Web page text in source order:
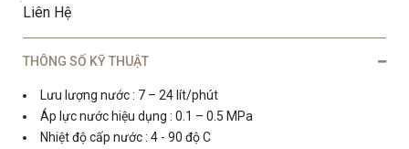
Liên Hệ
THÔNG SỐ KỸ THUẬT
Lưu lượng nước : 7 – 24 lít/phút
Áp lực nước hiệu dụng : 0.1 – 0.5 MPa
Nhiệt độ cấp nước : 4 - 90 độ C